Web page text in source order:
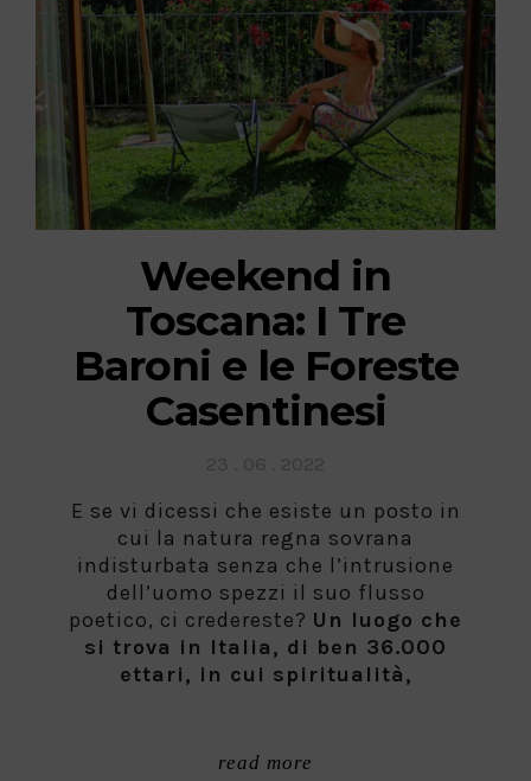
Weekend in
Toscana: I Tre
Baroni e le Foreste
Casentinesi
E se vi dicessi che esiste un posto in
cui la natura regna sovrana
indisturbata senza che l’intrusione
dell’uomo spezzi il suo flusso
poetico, ci credereste? Un luogo che
si trova in Italia, di ben 36.000
ettari, in cui spiritualità,
read more